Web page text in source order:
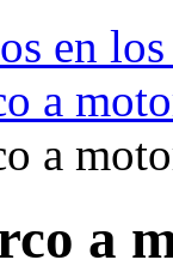
en
a
a
a